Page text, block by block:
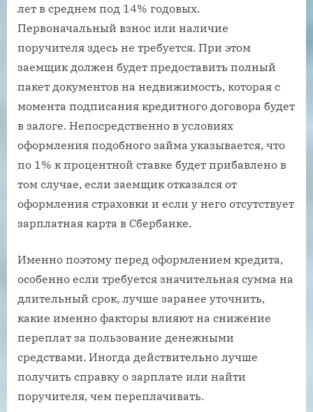
лет в среднем под 14% годовых.
Первоначальный взнос или наличие
поручителя здесь не требуется. При этом
заемщик должен будет предоставить полный
пакет документов на недвижимость, которая с
момента подписания кредитного договора будет
в залоге. Непосредственно в условиях
оформления подобного займа указывается, что
по 1% к процентной ставке будет прибавлено в
том случае, если заемщик отказался от
оформления страховки и если у него отсутствует
зарплатная карта в Сбербанке.
Именно поэтому перед оформлением кредита,
особенно если требуется значительная сумма на
длительный срок, лучше заранее уточнить,
какие именно факторы влияют на снижение
переплат за пользование денежными
средствами. Иногда действительно лучше
получить справку о зарплате или найти
поручителя, чем переплачивать.